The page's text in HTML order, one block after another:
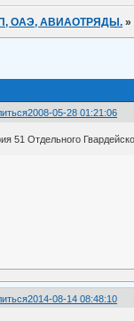
ОАЭ, АВИАОТРЯДЫ. »
2008-05-28 01:21:06
51 Отдельного
2014-08-14 08:48:10